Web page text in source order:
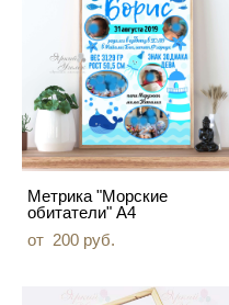
Метрика "Морские
обитатели" А4
от 200 pуб.